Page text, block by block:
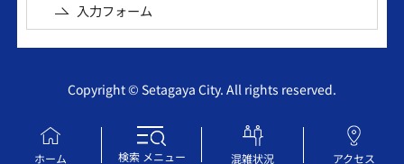
ホーム 検索メニュー 混雑状況 アクセス
入力フォーム
Copyright © Setagaya City. All rights reserved.